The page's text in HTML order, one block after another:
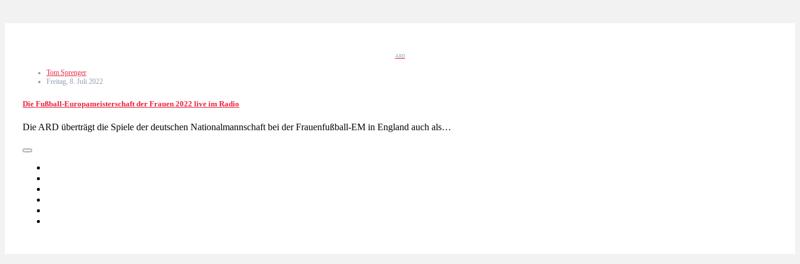
ARD
Tom Sprenger
Freitag, 8. Juli 2022
Die Fußball-Europameisterschaft der Frauen 2022 live im Radio
Die ARD überträgt die Spiele der deutschen Nationalmannschaft bei der Frauenfußball-EM in England auch als…